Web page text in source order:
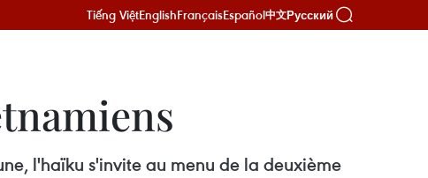
Tiếng ViệtEnglishFrançaisEspañol中文Русский
l'haïku s'invite au menu de la deuxième